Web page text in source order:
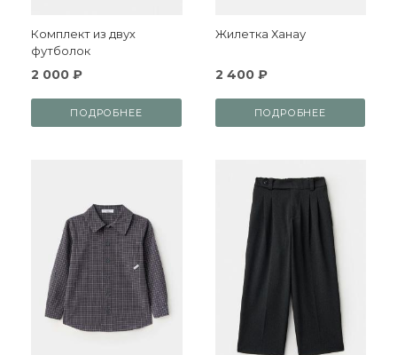
Комплект из двух
футболок
2 000 ₽
ПОДРОБНЕЕ
Жилетка Ханау
2 400 ₽
ПОДРОБНЕЕ